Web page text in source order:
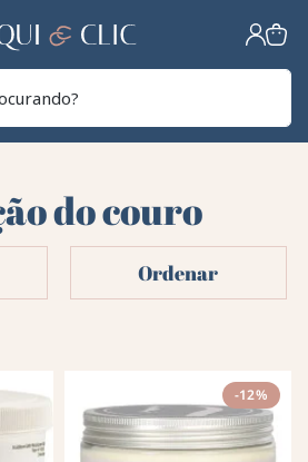
do couro
Ordenar
-12%